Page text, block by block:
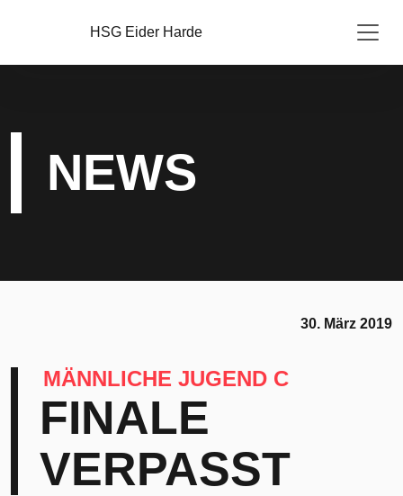
HSG Eider Harde
NEWS
30. März 2019
MÄNNLICHE JUGEND C
FINALE
VERPASST